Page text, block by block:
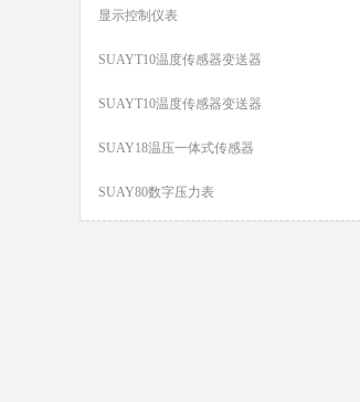
显示控制仪表
SUAYT10温度传感器变送器
SUAYT10温度传感器变送器
SUAY18温压一体式传感器
SUAY80数字压力表